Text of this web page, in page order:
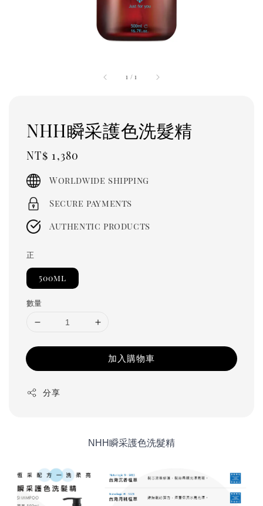
1 /1
NHH瞬采護色洗髮精
Regular
price
NT$ 1,380
Worldwide shipping
Secure payments
Authentic products
正
500ml
數量
加入購物車
分享
NHH瞬采護色洗髮精